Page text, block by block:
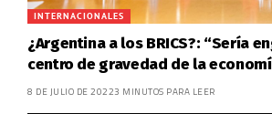
INTERNACIONALES
¿Argentina a los BRICS?: “Sería
centro de gravedad de la
8 DE JULIO DE 20223 MINUTOS PARA LEER